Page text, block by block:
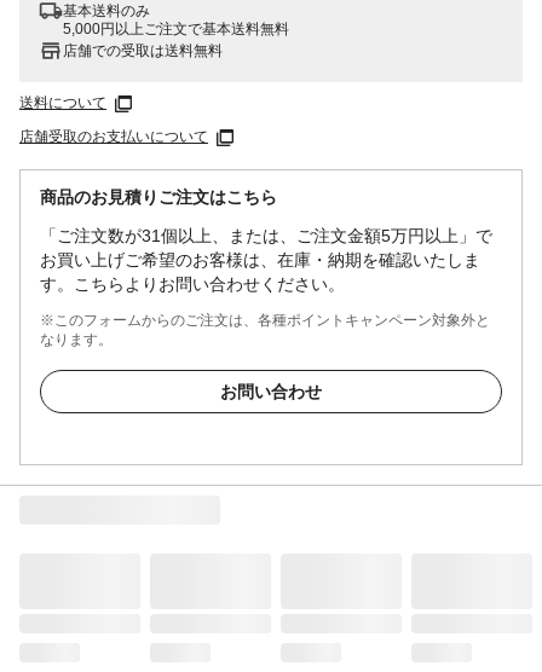
基本送料のみ
5,000円以上ご注文で基本送料無料
店舗での受取は送料無料
送料について
店舗受取のお支払いについて
商品のお見積りご注文はこちら
「ご注文数が31個以上、または、ご注文金額5万円以上」で
お買い上げご希望のお客様は、在庫・納期を確認いたしま
す。こちらよりお問い合わせください。
※このフォームからのご注文は、各種ポイントキャンペーン対象外と
なります。
お問い合わせ